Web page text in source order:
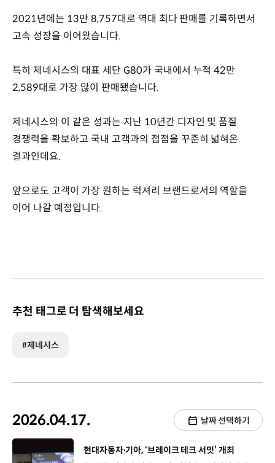
2021년에는 13만 8,757대로 역대 최다 판매를 기록하면서
고속 성장을 이어왔습니다.
특히 제네시스의 대표 세단 G80가 국내에서 누적 42만
2,589대로 가장 많이 판매됐습니다.
제네시스의 이 같은 성과는 지난 10년간 디자인 및 품질
경쟁력을 확보하고 국내 고객과의 접점을 꾸준히 넓혀온
결과인데요.
앞으로도 고객이 가장 원하는 럭셔리 브랜드로서의 역할을
이어 나갈 예정입니다.
추천 태그로 더 탐색해보세요
#제네시스
2026.04.17. 날짜 선택하기
[동영상]
현대자동차∙기아, ‘브레이크 테크 서밋’ 개최